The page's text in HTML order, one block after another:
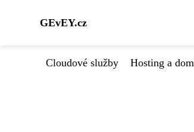
GEvEY.cz
Cloudové služby Hosting a